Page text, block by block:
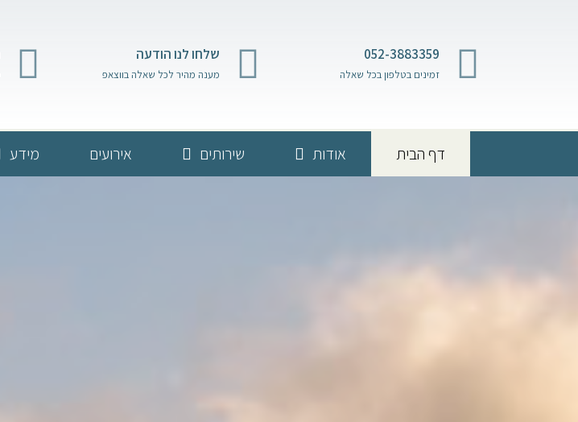
052-3883359
זמינים בטלפון בכל שאלה
שלחו לנו הודעה
מענה מהיר לכל שאלה בווצאפ
דף הבית אודות שירותים אירועים מידע